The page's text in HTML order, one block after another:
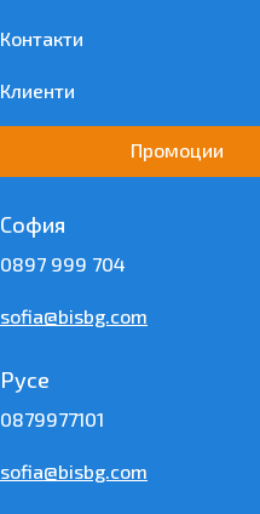
Контакти
Клиенти
Промоции
София
0897 999 704
sofia@bisbg.com
Русе
0879977101
sofia@bisbg.com